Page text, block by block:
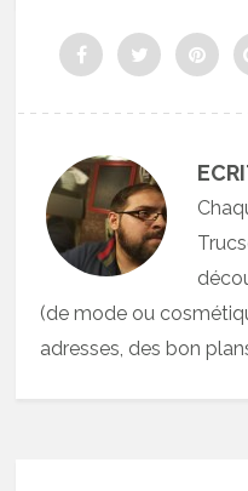
(de mode ou
adresses, des bon